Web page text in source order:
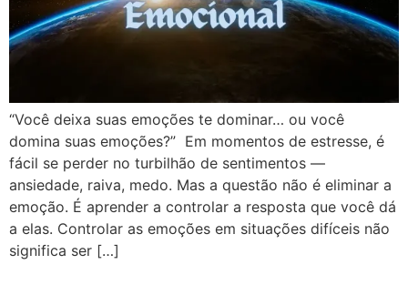
“Você deixa suas emoções te dominar… ou você
domina suas emoções?” Em momentos de estresse, é
fácil se perder no turbilhão de sentimentos —
ansiedade, raiva, medo. Mas a questão não é eliminar a
emoção. É aprender a controlar a resposta que você dá
a elas. Controlar as emoções em situações difíceis não
significa ser […]